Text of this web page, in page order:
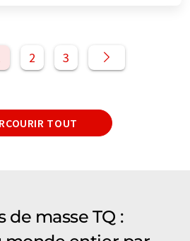
2 3
TOUT
masse TQ :